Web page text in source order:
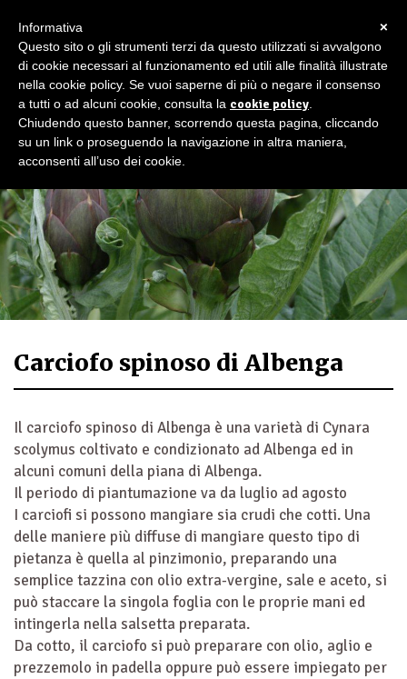
Carciofo spinoso di Albenga
Il carciofo spinoso di Albenga è una varietà di Cynara
scolymus coltivato e condizionato ad Albenga ed in
alcuni comuni della piana di Albenga.
Il periodo di piantumazione va da luglio ad agosto
I carciofi si possono mangiare sia crudi che cotti. Una
delle maniere più diffuse di mangiare questo tipo di
pietanza è quella al pinzimonio, preparando una
semplice tazzina con olio extra-vergine, sale e aceto, si
può staccare la singola foglia con le proprie mani ed
intingerla nella salsetta preparata.
Da cotto, il carciofo si può preparare con olio, aglio e
prezzemolo in padella oppure può essere impiegato per
×
Informativa
Questo sito o gli strumenti terzi da questo utilizzati si avvalgono
di cookie necessari al funzionamento ed utili alle finalità illustrate
nella cookie policy. Se vuoi saperne di più o negare il consenso
a tutti o ad alcuni cookie, consulta la cookie policy
Chiudendo questo banner, scorrendo questa pagina, cliccando
su un link o proseguendo la navigazione in altra maniera,
acconsenti all’uso dei cookie.